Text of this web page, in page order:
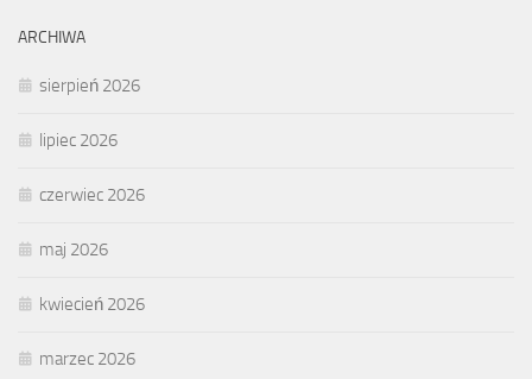
ARCHIWA
sierpień 2026
lipiec 2026
czerwiec 2026
maj 2026
kwiecień 2026
marzec 2026